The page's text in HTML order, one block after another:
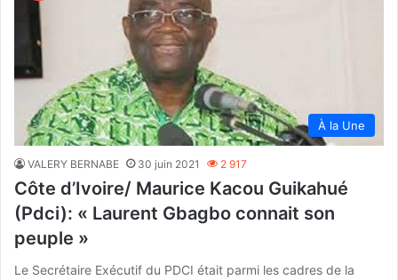
À la Une
VALERY BERNABE 30 juin 2021 2 917
Côte d’Ivoire/ Maurice Kacou Guikahué
(Pdci): « Laurent Gbagbo connait son
peuple »
Le Secrétaire Exécutif du PDCI était parmi les cadres de la